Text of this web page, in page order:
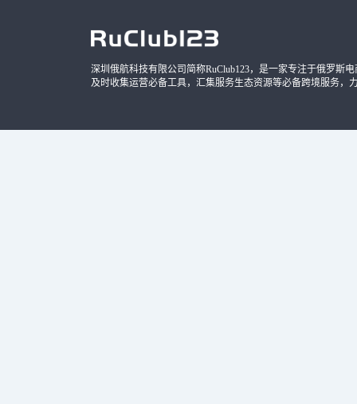
深圳俄航科技有限公司简称RuClub123，是一家专注于俄罗斯
及时收集运营必备工具，汇集服务生态资源等必备跨境服务，